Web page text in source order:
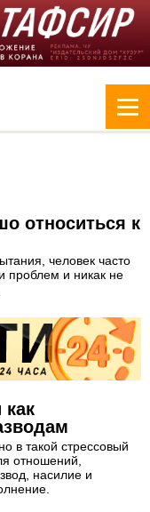
относиться к
человек часто
проблем и никак не
в такой стрессовый
отношений,
насилие и